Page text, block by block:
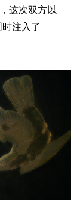
这次双方以
注入了